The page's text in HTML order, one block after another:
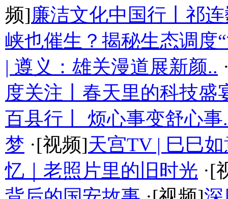
频]廉洁文化中国行丨祁
峡也催生？揭秘生态调度
| 遵义：雄关漫道展新颜..
度关注丨春天里的科技盛
百县行丨 烦心事变舒心事
梦 ·[视频]天宫TV | 巳巳
忆｜老照片里的旧时光 ·[